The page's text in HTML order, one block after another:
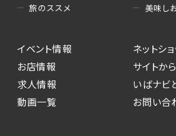
旅のススメ
美味し
イベント情報
お店情報
求人情報
動画一覧
ネットシ
サイトか
いばナビ
お問い合